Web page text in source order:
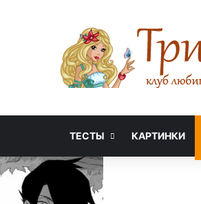
ТЕСТЫ КАРТИНКИ